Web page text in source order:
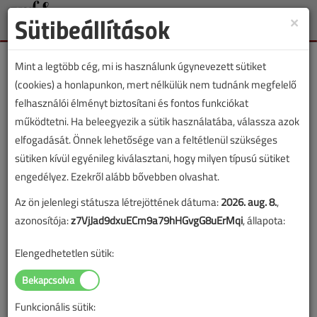
Toggle
Lapszám:
TARTALOM
Gázellátás
Hőszigetelés és parapetes
konvektor
2018/5. lapszám
×
Sütibeállítások
Mint a legtöbb cég, mi is használunk úgynevezett sütiket
(cookies) a honlapunkon, mert nélkülük nem tudnánk megfelelő
felhasználói élményt biztosítani és fontos funkciókat
működtetni. Ha beleegyezik a sütik használatába, válassza azok
elfogadását. Önnek lehetősége van a feltétlenül szükséges
sütiken kívül egyénileg kiválasztani, hogy milyen típusú sütiket
engedélyez. Ezekről alább bővebben olvashat.
Az ön jelenlegi státusza létrejöttének dátuma:2026. aug. 8.,
azonosítója:z7VjJad9dxuECm9a79hHGvgG8uErMqi, állapota:
Elengedhetetlen sütik:
Funkcionális sütik: